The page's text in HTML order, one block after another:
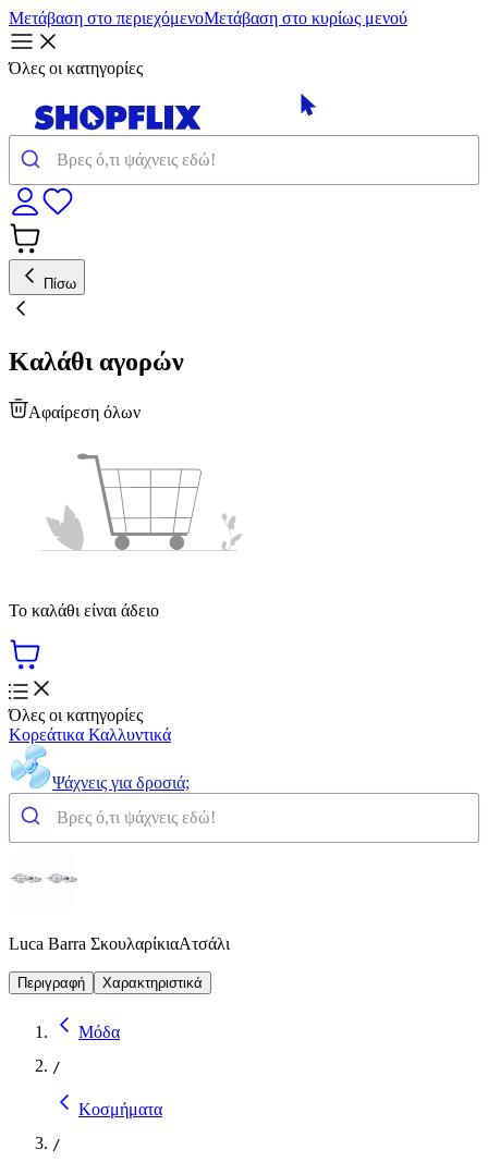
Μετάβαση στο περιεχόμενοΜετάβαση στο κυρίως μενού
Όλες οι κατηγορίες
Πίσω
Καλάθι αγορών
Αφαίρεση όλων
Το καλάθι είναι άδειο
Όλες οι κατηγορίες
Κορεάτικα Καλλυντικά
Ψάχνεις για δροσιά;
Luca Barra ΣκουλαρίκιαΑτσάλι
Περιγραφή Χαρακτηριστικά
Μόδα
/
Κοσμήματα
/